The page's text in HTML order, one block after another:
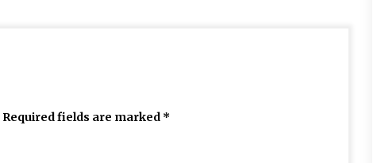
Required fields are marked *